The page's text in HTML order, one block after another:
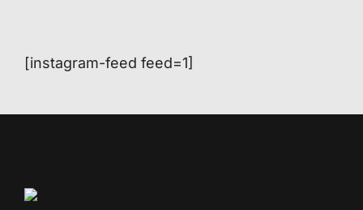
[instagram-feed feed=1]